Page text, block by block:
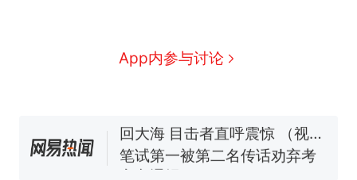
App内参与讨论
协会回应
男子上山采菌偶然发现鸡枞菌
窝，原地守1天等它长大：挖了
来源：参考消息）
笔试第一被第二名传话劝弃考
官方通报